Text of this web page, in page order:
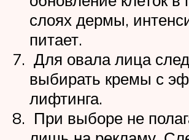
слоях дермы,
питает.
Для овала лица
выбирать кремы с
лифтинга.
При выборе не